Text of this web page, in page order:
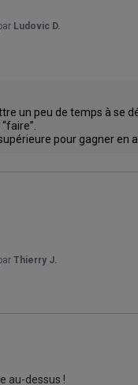
Ludovic D.
un peu de temps à se
pour gagner en
Thierry J.
au-dessus !